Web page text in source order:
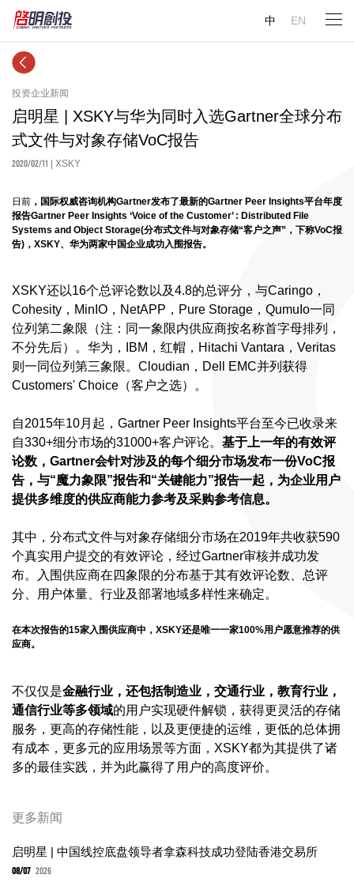
中 EN
投资企业新闻
启明星 | XSKY与华为同时入选Gartner全球分布
式文件与对象存储VoC报告
2020/02/11 | XSKY
日前 ，国际权威咨询机构Gartner发布了最新的Gartner Peer Insights平台年度
报告Gartner Peer Insights ‘Voice of the Customer’ : Distributed File
Systems and Object Storage(分布式文件与对象存储“客户之声”，下称VoC报
告)，XSKY、华为两家中国企业成功入围报告。
XSKY还以16个总评论数以及4.8的总评分，与Caringo，
Cohesity，MinIO，NetAPP，Pure Storage，QumuIo一同
位列第二象限（注：同一象限内供应商按名称首字母排列，
不分先后）。华为，IBM，红帽，Hitachi Vantara，Veritas
则一同位列第三象限。Cloudian，Dell EMC并列获得
Customers' Choice（客户之选）。
自2015年10月起，Gartner Peer Insights平台至今已收录来
自330+细分市场的31000+客户评论。 基于上一年的有效评
论数，Gartner会针对涉及的每个细分市场发布一份VoC报
告，与“魔力象限”报告和“关键能力”报告一起，为企业用户
提供多维度的供应商能力参考及采购参考信息。
其中，分布式文件与对象存储细分市场在2019年共收获590
个真实用户提交的有效评论，经过Gartner审核并成功发
布。入围供应商在四象限的分布基于其有效评论数、总评
分、用户体量、行业及部署地域多样性来确定。
在本次报告的15家入围供应商中，XSKY还是唯一一家100%用户愿意推荐的供
应商。
不仅仅是金融行业，还包括制造业，交通行业，教育行业，
通信行业等多领域的用户实现硬件解锁，获得更灵活的存储
服务，更高的存储性能，以及更便捷的运维，更低的总体拥
有成本，更多元的应用场景等方面，XSKY都为其提供了诸
多的最佳实践，并为此赢得了用户的高度评价。
更多新闻
启明星 | 中国线控底盘领导者拿森科技成功登陆香港交易所
08/07 2026